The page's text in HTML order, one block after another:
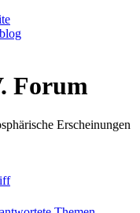
Forum
Erscheinungen